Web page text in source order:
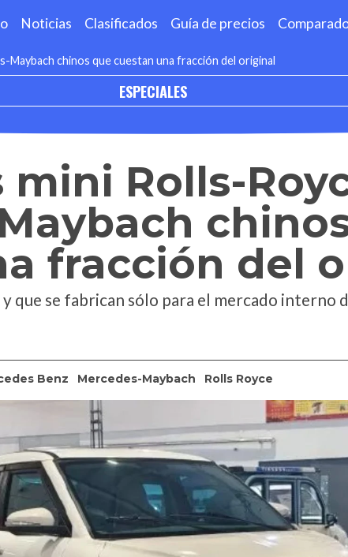
Noticias Clasificados Guía de precios
Maybach chinos que cuestan una fracción del original
ESPECIALES
mini Rolls-
fracción del
que se fabrican sólo para el mercado interno
Benz Mercedes-Maybach Rolls Royce